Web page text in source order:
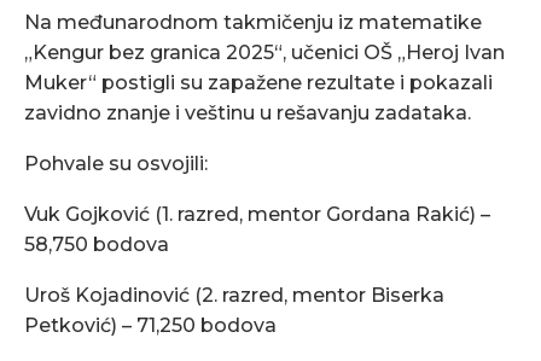
Na međunarodnom takmičenju iz matematike
„Kengur bez granica 2025“, učenici OŠ „Heroj Ivan
Muker“ postigli su zapažene rezultate i pokazali
zavidno znanje i veštinu u rešavanju zadataka.
Pohvale su osvojili:
Vuk Gojković (1. razred, mentor Gordana Rakić) –
58,750 bodova
Uroš Kojadinović (2. razred, mentor Biserka
Petković) – 71,250 bodova